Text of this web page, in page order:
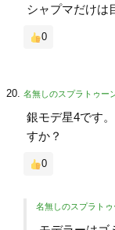
シャプマだけは
0
名無しのスプラトゥー
銀モデ星4です
すか？
0
名無しのスプラトゥ